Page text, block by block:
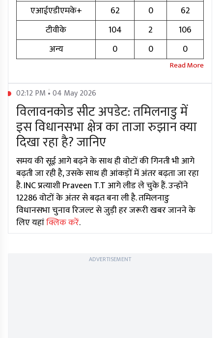
एआईएडीएमके+
62 0
62
टीवीके
104 2
106
अन्य
0 0 0
02:12 PM • 04 May 2026
विलावनकोड सीट अपडेट: तमिलनाडु में
इस विधानसभा क्षेत्र का ताजा रुझान क्या
दिखा रहा है? जानिए
समय की सूई आगे बढ़ने के साथ ही वोटों की गिनती भी आगे
बढ़ती जा रही है, उसके साथ ही आंकड़ों में अंतर बढ़ता जा रहा
है. INC प्रत्याशी Praveen T.T आगे लीड ले चुके हैं. उन्होंने
12286 वोटों के अंतर से बढ़त बना ली है. तमिलनाडु
विधानसभा चुनाव रिजल्ट से जुड़ी हर जरूरी खबर जानने के
लिए यहांक्लिक करें.
ADVERTISEMENT